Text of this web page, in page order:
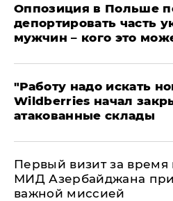
Оппозиция в Польше
депортировать часть
мужчин – кого это
"Работу надо искать
Wildberries начал
атакованные склады
Первый визит за время
МИД Азербайджана
важной миссией